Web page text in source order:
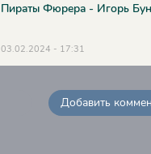
Пираты Фюрера - Игорь
03.02.2024 - 17:31
Добавить